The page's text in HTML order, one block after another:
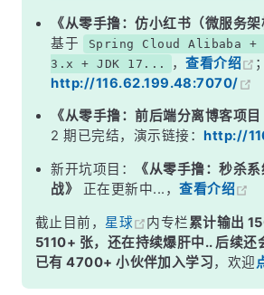
常见面试变体
总结
《从零手撸：仿小红书（微服务架
基于
Spring Cloud Alibaba +
3.x + JDK 17...
，查看介绍
http://116.62.199.48:7070/
《从零手撸：前后端分离博客项目
2 期已完结，演示链接： http://
新开坑项目：
《从零手撸：秒杀
战》
正在更新中...，查看介绍
截止目前， 星球 内专栏累计输出
5110+ 张，还在持续爆肝中.. 后续还
已有 4700+ 小伙伴加入学习，欢迎